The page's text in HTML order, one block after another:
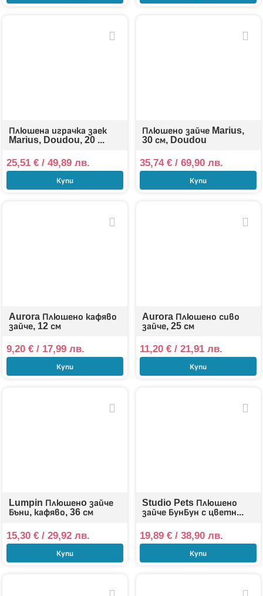
Плюшена играчка заек
Marius, Doudou, 20 ...
25,51 €/ 49,89 лв.
Купи
Плюшено зайче Marius,
30 см, Doudou
35,74 €/ 69,90 лв.
Купи
Aurora Плюшено кафяво
зайче, 12 см
9,20 €/ 17,99 лв.
Купи
Aurora Плюшено сиво
зайче, 25 см
11,20 €/ 21,91 лв.
Купи
Lumpin Плюшенo зайче
Бъни, кафяво, 36 см
15,30 €/ 29,92 лв.
Купи
Studio Pets Плюшено
зайче БунБун с цветн...
19,89 €/ 38,90 лв.
Купи